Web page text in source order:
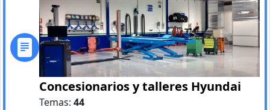
Concesionarios y talleres Hyundai
Temas: 44